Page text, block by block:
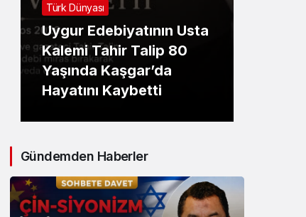
Türk Dünyası
Uygur Edebiyatının Usta
Kalemi Tahir Talip 80
Yaşında Kaşgar’da
Hayatını Kaybetti
Gündemden Haberler